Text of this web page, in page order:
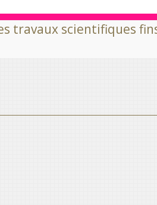
fins prêts, cela